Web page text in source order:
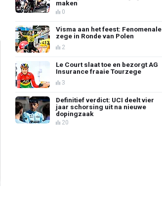
maken
0
Visma aan het feest: Fenomenale
zege in Ronde van Polen
2
Le Court slaat toe en bezorgt AG
Insurance fraaie Tourzege
3
Definitief verdict: UCI deelt vier
jaar schorsing uit na nieuwe
dopingzaak
20